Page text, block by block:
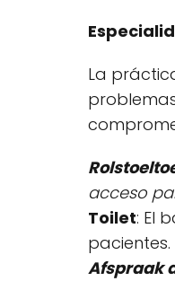
La
acceso
Toilet: El
pacientes.
Afspraak